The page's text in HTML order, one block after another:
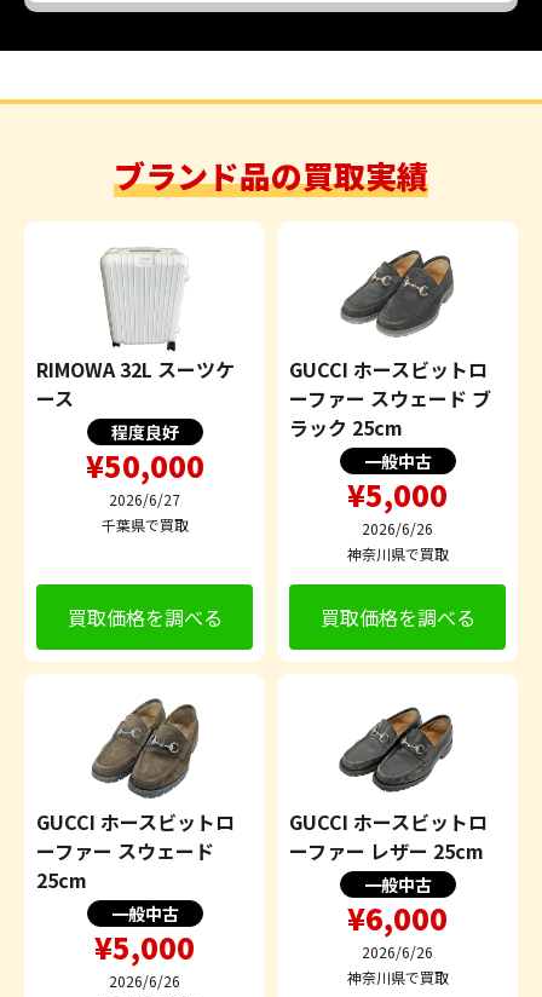
ブランド品の買取実績
RIMOWA 32L スーツケ
ース
程度良好
¥50,000
2026/6/27
千葉県で買取
買取価格を調べる
GUCCI ホースビットロ
ーファー スウェード ブ
ラック 25cm
一般中古
¥5,000
2026/6/26
神奈川県で買取
買取価格を調べる
GUCCI ホースビットロ
ーファー スウェード
25cm
一般中古
¥5,000
2026/6/26
GUCCI ホースビットロ
ーファー レザー 25cm
一般中古
¥6,000
2026/6/26
神奈川県で買取